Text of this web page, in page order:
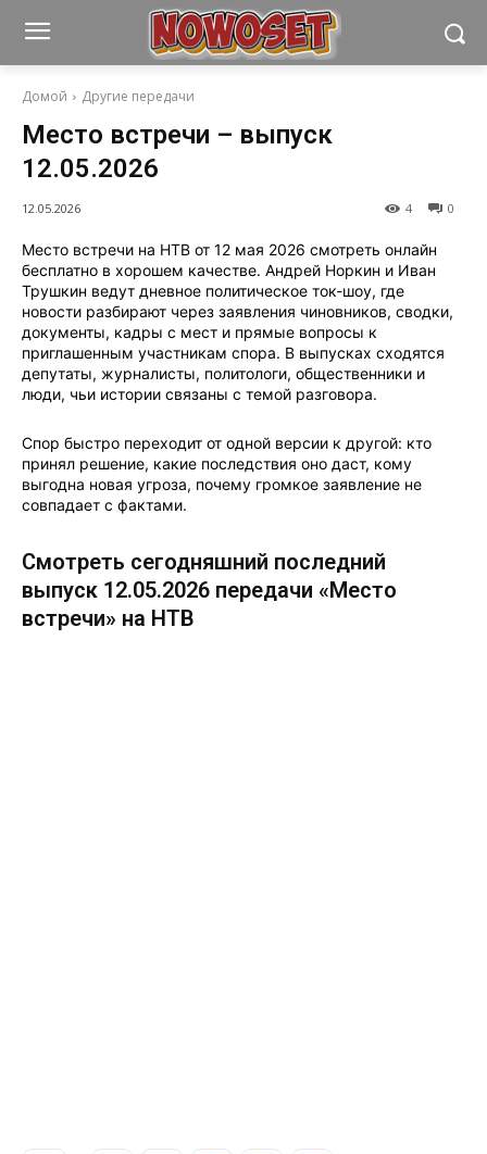
Домой Другие передачи
Место встречи – выпуск
12.05.2026
0
4
12.05.2026
Место встречи на НТВ от 12 мая 2026 смотреть онлайн
бесплатно в хорошем качестве. Андрей Норкин и Иван
Трушкин ведут дневное политическое ток-шоу, где
новости разбирают через заявления чиновников, сводки,
документы, кадры с мест и прямые вопросы к
приглашенным участникам спора. В выпусках сходятся
депутаты, журналисты, политологи, общественники и
люди, чьи истории связаны с темой разговора.
Спор быстро переходит от одной версии к другой: кто
принял решение, какие последствия оно даст, кому
выгодна новая угроза, почему громкое заявление не
совпадает с фактами.
Смотреть сегодняшний последний
выпуск 12.05.2026 передачи «Место
встречи» на НТВ